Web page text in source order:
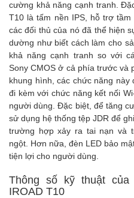
cường khả năng cạnh tranh.
T10 là tấm nền IPS, hỗ trợ
các đối thủ của nó đã thể hiện
dường như biết cách làm cho
khả năng cạnh tranh so với
Sony CMOS ở cả phía trước và
khung hình, các chức năng
đi kèm với chức năng kết nối
người dùng. Đặc biệt, để tăng
sử dụng hệ thống tệp JDR để
trường hợp xảy ra tai nạn và
ngột. Hơn nữa, đèn LED bảo
tiện lợi cho người dùng.
Thông số kỹ thuật
IROAD T10